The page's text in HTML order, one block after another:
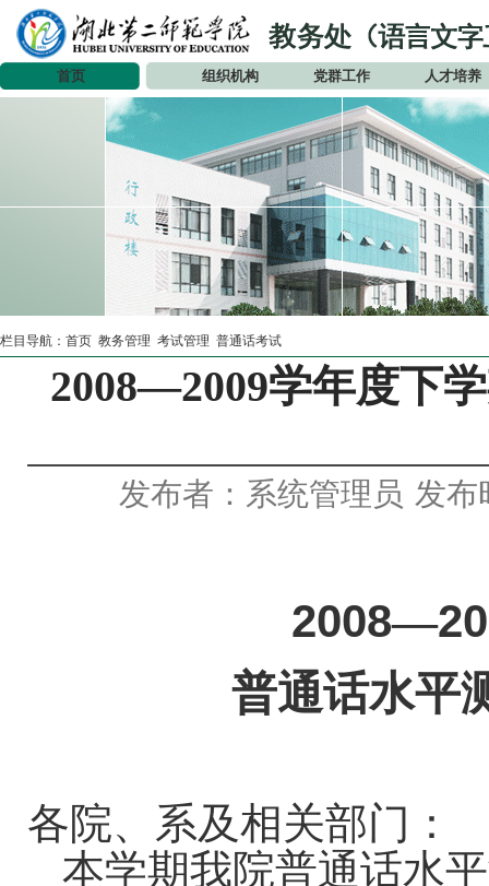
首页 组织机构 党群工作 人才培养
栏目导航： 首页 教务管理 考试管理 普通话考试
2008―2009学年度下
发布者：系统管理员 发布
2008―
普通话水平
各院、系及相关部门：
本学期我院普通话水